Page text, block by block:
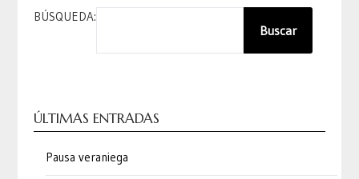
BÚSQUEDA:
Buscar
ÚLTIMAS ENTRADAS
Pausa veraniega